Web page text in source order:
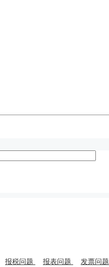
报税问题 报表问题
发票问题